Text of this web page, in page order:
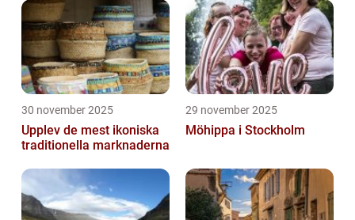
30 november 2025
Upplev de mest ikoniska
traditionella marknaderna
29 november 2025
Möhippa i Stockholm